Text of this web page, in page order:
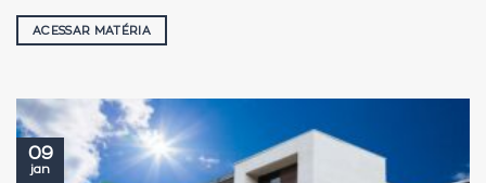
ACESSAR MATÉRIA
09
jan